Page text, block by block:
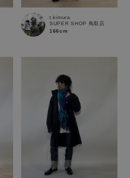
t.kimura
SUPER SHOP 鳥取店
166cm